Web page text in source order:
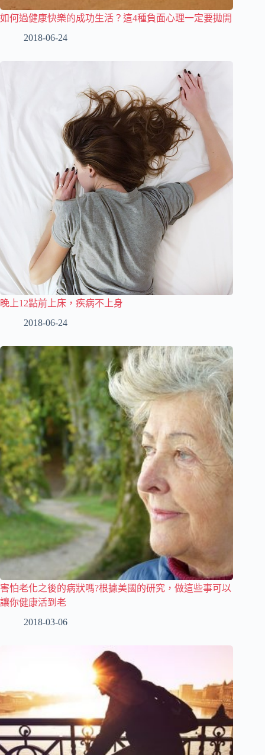
如何過健康快樂的成功生活？這4種負面心理一定要拋開
2018-06-24
晚上12點前上床，疾病不上身
2018-06-24
害怕老化之後的病狀嗎?根據美國的研究，做這些事可以
讓你健康活到老
2018-03-06